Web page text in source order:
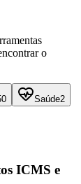
o
Saúde2
ICMS e